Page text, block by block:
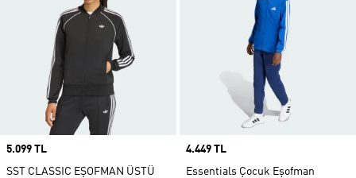
Price
5.099 TL
SST CLASSIC EŞOFMAN ÜSTÜ
Price
4.449 TL
Essentials Çocuk Eşofman